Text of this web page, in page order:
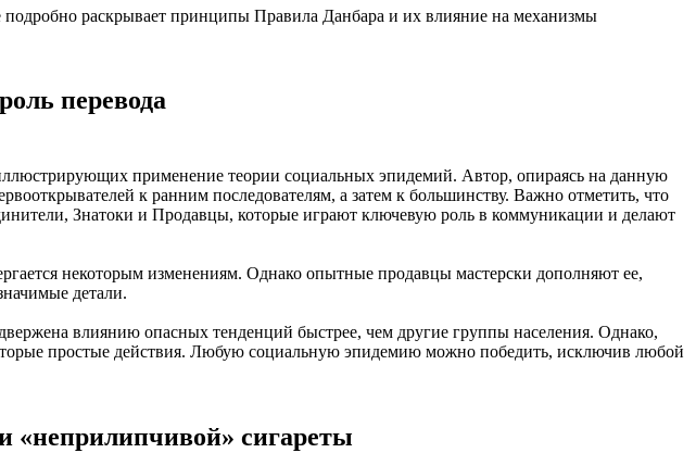
подробно раскрывает принципы Правила Данбара и их влияние на механизмы
перевода
применение теории социальных эпидемий. Автор, опираясь на данную
к ранним последователям, а затем к большинству. Важно отметить, что
Знатоки и Продавцы, которые играют ключевую роль в коммуникации и делают
некоторым изменениям. Однако опытные продавцы мастерски дополняют ее,
детали.
влиянию опасных тенденций быстрее, чем другие группы населения. Однако,
простые действия. Любую социальную эпидемию можно победить, исключив любой
«неприлипчивой» сигареты